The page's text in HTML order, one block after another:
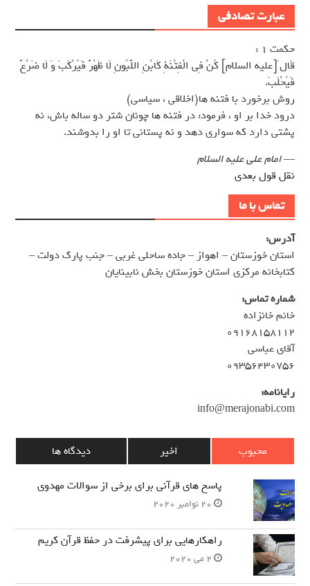
عبارت تصادفی
حکمت 1 :
قَال َ[عليه السلام] كُنْ فِى الْفِتْنَةِ كَابْنِ اللَّبُونِ لَا ظَهْرٌ فَيُرْكَبَ وَ لَا ضَرْعٌ
فَيُحْلَبَ.
روش برخورد با فتنه ها(اخلاقى ، سياسى)
درود خدا بر او ، فرمود: در فتنه ها چونان شتر دو ساله باش، نه
پشتى دارد كه سوارى دهد و نه پستانى تا او را بدوشند.
—امام علی علیه السلام
نقل قول بعدی
تماس با ما
آدرس:
استان خوزستان – اهواز – جاده ساحلی غربی – جنب پارک دولت –
کتابخانه مرکزی استان خوزستان بخش نابینایان
شماره تماس:
خانم خانزاده
۰۹۱۶۸۱۵۸۱۱۲
آقای عباسی
۰۹۳۵۶۴۳۰۷۵۶
رایانامه:
info@merajonabi.com
محبوب اخیر دیدگاه ها
پاسخ های قرآنی برای برخی از سوالات مهدوی
20 نوامبر 2020
راهکارهایی برای پیشرفت در حفظ قرآن کریم
2 می 2020